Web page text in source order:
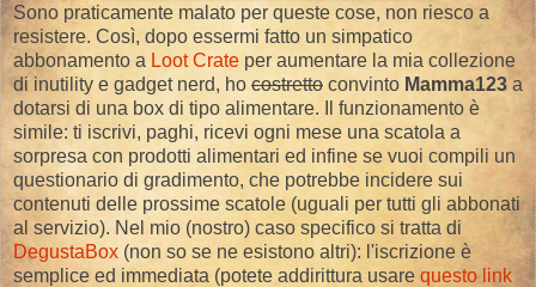
Sono praticamente malato per queste cose, non riesco a
resistere. Così, dopo essermi fatto un simpatico
abbonamento a Loot Crate per aumentare la mia collezione
di inutility e gadget nerd, ho costretto convinto Mamma123 a
dotarsi di una box di tipo alimentare. Il funzionamento è
simile: ti iscrivi, paghi, ricevi ogni mese una scatola a
sorpresa con prodotti alimentari ed infine se vuoi compili un
questionario di gradimento, che potrebbe incidere sui
contenuti delle prossime scatole (uguali per tutti gli abbonati
al servizio). Nel mio (nostro) caso specifico si tratta di
DegustaBox (non so se ne esistono altri): l'iscrizione è
semplice ed immediata (potete addirittura usare questo link